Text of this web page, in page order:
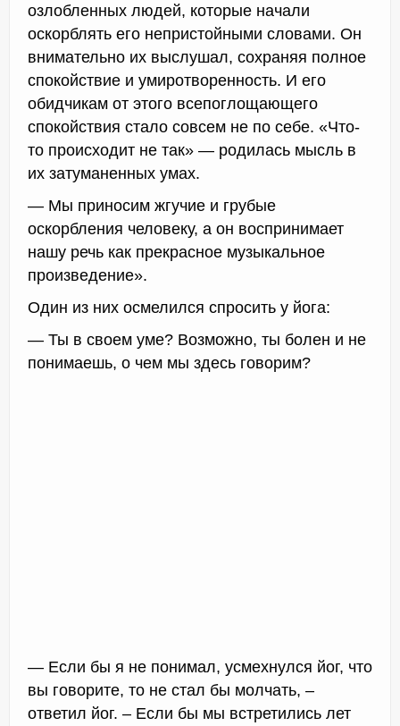
озлобленных людей, которые начали
оскорблять его непристойными словами. Он
внимательно их выслушал, сохраняя полное
спокойствие и умиротворенность. И его
обидчикам от этого всепоглощающего
спокойствия стало совсем не по себе. «Что-
то происходит не так» — родилась мысль в
их затуманенных умах.
— Мы приносим жгучие и грубые
оскорбления человеку, а он воспринимает
нашу речь как прекрасное музыкальное
произведение».
Один из них осмелился спросить у йога:
— Ты в своем уме? Возможно, ты болен и не
понимаешь, о чем мы здесь говорим?
— Если бы я не понимал, усмехнулся йог, что
вы говорите, то не стал бы молчать, –
ответил йог. – Если бы мы встретились лет